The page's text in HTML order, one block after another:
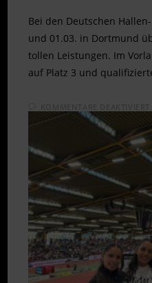
Bei den Deutschen
und 01.03. in Dortmund
tollen Leistungen. Im
auf Platz 3 und